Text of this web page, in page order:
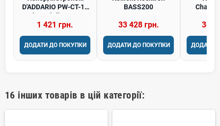
D'ADDARIO PW-CT-14
Micro Violin Tuner
1 421 грн.
ДОДАТИ ДО ПОКУПКИ
BASS200
33 428 грн.
ДОДАТИ ДО ПОКУПКИ
34
ДОДАТИ
16 інших товарів в цій категорії: